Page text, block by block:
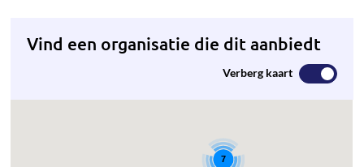
Vind een organisatie die dit aanbiedt
Verberg kaart
7